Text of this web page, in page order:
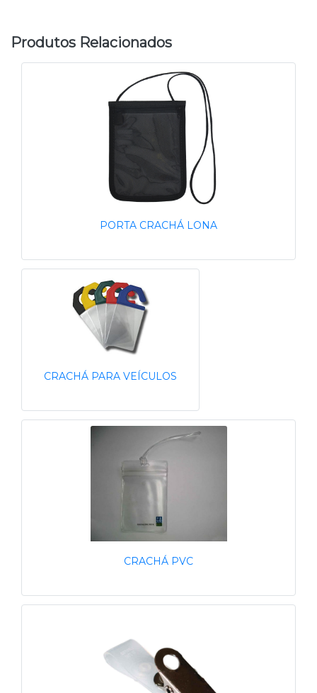
Produtos Relacionados
PORTA CRACHÁ LONA
CRACHÁ PARA VEÍCULOS
CRACHÁ PVC